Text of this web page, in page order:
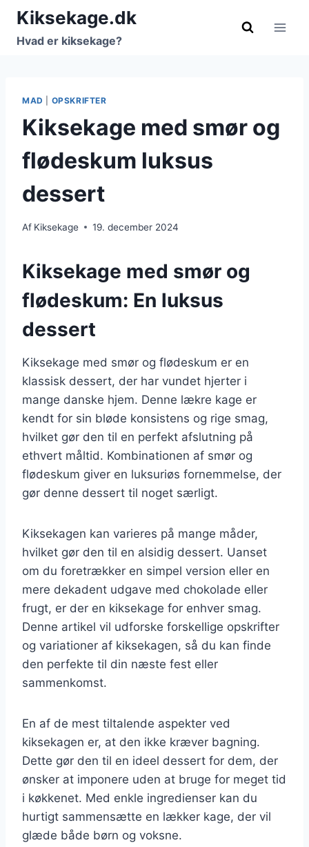
Fortsæt
indhold
Kiksekage.dk
Hvad er kiksekage?
MAD OPSKRIFTER
Kiksekage med smør og
flødeskum luksus
dessert
Af Kiksekage 19. december 2024
Kiksekage med smør og
flødeskum: En luksus
dessert
Kiksekage med smør og flødeskum er en
klassisk dessert, der har vundet hjerter i
mange danske hjem. Denne lækre kage er
kendt for sin bløde konsistens og rige smag,
hvilket gør den til en perfekt afslutning på
ethvert måltid. Kombinationen af smør og
flødeskum giver en luksuriøs fornemmelse, der
gør denne dessert til noget særligt.
Kiksekagen kan varieres på mange måder,
hvilket gør den til en alsidig dessert. Uanset
om du foretrækker en simpel version eller en
mere dekadent udgave med chokolade eller
frugt, er der en kiksekage for enhver smag.
Denne artikel vil udforske forskellige opskrifter
og variationer af kiksekagen, så du kan finde
den perfekte til din næste fest eller
sammenkomst.
En af de mest tiltalende aspekter ved
kiksekagen er, at den ikke kræver bagning.
Dette gør den til en ideel dessert for dem, der
ønsker at imponere uden at bruge for meget tid
i køkkenet. Med enkle ingredienser kan du
hurtigt sammensætte en lækker kage, der vil
glæde både børn og voksne.